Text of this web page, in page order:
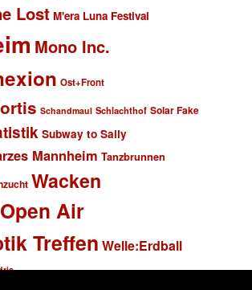
Lost M'era Luna Festival
Mono Inc.
Ost+Front
Schandmaul Schlachthof Solar Fake
Subway to Sally
Mannheim Tanzbrunnen
Wacken
Air
Treffen Welle:Erdball